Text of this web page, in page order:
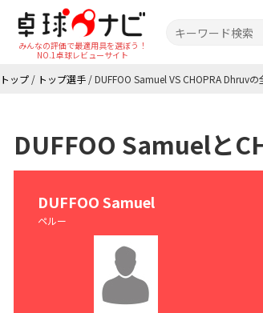
みんなの評価で最適用具を選ぼう！
NO.1卓球レビューサイト
トップ / トップ選手 /DUFFOO Samuel VS CHOPRA Dhruv
DUFFOO Samuelと
DUFFOO Samuel
ペルー